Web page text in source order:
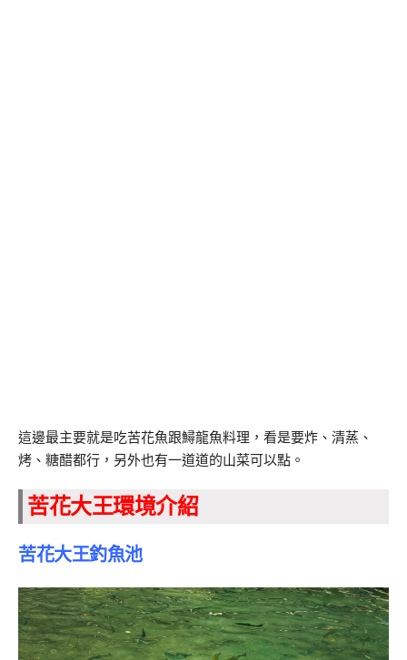
這邊最主要就是吃苦花魚跟鱘龍魚料理，看是要炸、清蒸、
烤、糖醋都行，另外也有一道道的山菜可以點。
苦花大王環境介紹
苦花大王釣魚池